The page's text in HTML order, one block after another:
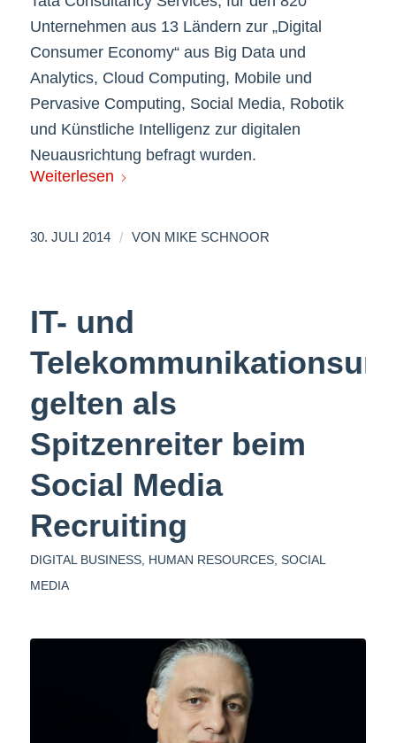
Unternehmen aus 13 Ländern zur „Digital
Consumer Economy“ aus Big Data und
Analytics, Cloud Computing, Mobile und
Pervasive Computing, Social Media, Robotik
und Künstliche Intelligenz zur digitalen
Neuausrichtung befragt wurden.
Weiterlesen
30. JULI 2014 / VON MIKE SCHNOOR
IT- und
gelten als
Spitzenreiter beim
Social Media
Recruiting
DIGITAL BUSINESS, HUMAN RESOURCES, SOCIAL
MEDIA